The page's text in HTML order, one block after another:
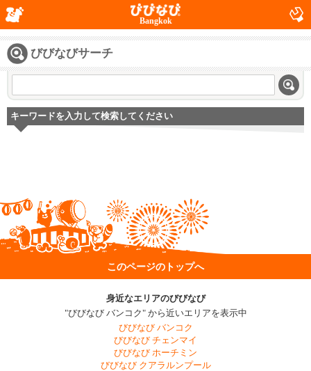
Bangkok
びびなびサーチ
キーワードを入力して検索してください
このページのトップへ
身近なエリアのびびなび
"びびなび バンコク" から近いエリアを表示中
びびなび バンコク
びびなび チェンマイ
びびなび ホーチミン
びびなび クアラルンプール